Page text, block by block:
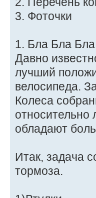
3. Фоточки
1. Бла Бла Бла
Давно
лучший
велосипеда.
Колеса
относительно
обладают
Итак, задача
тормоза.